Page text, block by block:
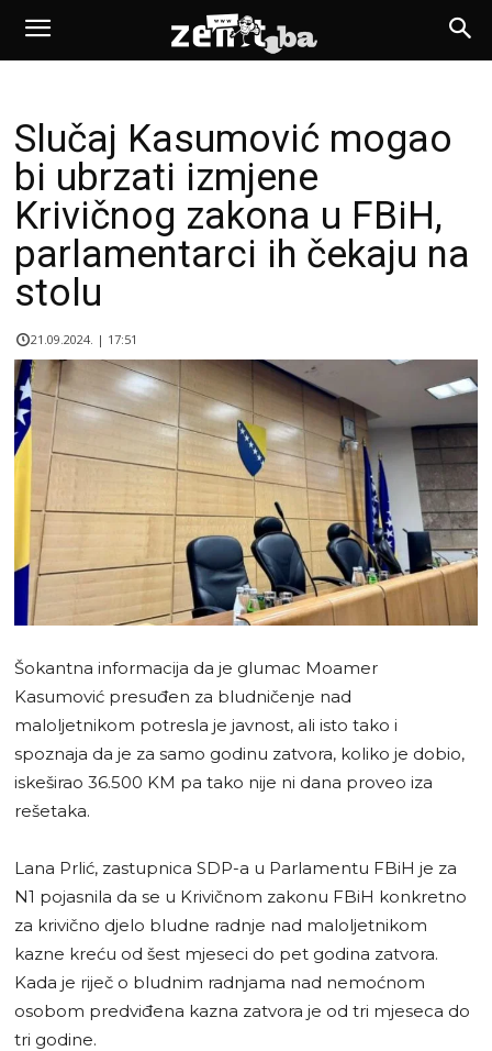
Slučaj Kasumović mogao
bi ubrzati izmjene
Krivičnog zakona u FBiH,
parlamentarci ih čekaju na
stolu
21.09.2024. | 17:51
Šokantna informacija da je glumac Moamer
Kasumović presuđen za bludničenje nad
maloljetnikom potresla je javnost, ali isto tako i
spoznaja da je za samo godinu zatvora, koliko je dobio,
iskeširao 36.500 KM pa tako nije ni dana proveo iza
rešetaka.
Lana Prlić, zastupnica SDP-a u Parlamentu FBiH je za
N1 pojasnila da se u Krivičnom zakonu FBiH konkretno
za krivično djelo bludne radnje nad maloljetnikom
kazne kreću od šest mjeseci do pet godina zatvora.
Kada je riječ o bludnim radnjama nad nemoćnom
osobom predviđena kazna zatvora je od tri mjeseca do
tri godine.